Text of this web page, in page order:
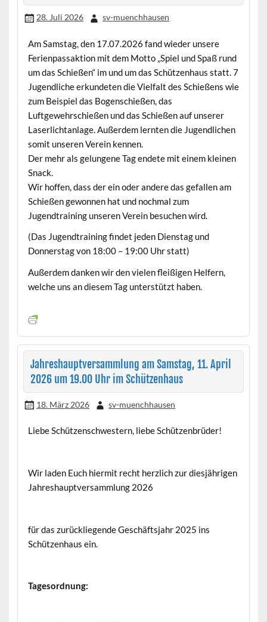
28. Juli 2026 sv-muenchhausen
Am Samstag, den 17.07.2026 fand wieder unsere
Ferienpassaktion mit dem Motto „Spiel und Spaß rund
um das Schießen“ im und um das Schützenhaus statt. 7
Jugendliche erkundeten die Vielfalt des Schießens wie
zum Beispiel das Bogenschießen, das
Luftgewehrschießen und das Schießen auf unserer
Laserlichtanlage. Außerdem lernten die Jugendlichen
somit unseren Verein kennen.
Der mehr als gelungene Tag endete mit einem kleinen
Snack.
Wir hoffen, dass der ein oder andere das gefallen am
Schießen gewonnen hat und nochmal zum
Jugendtraining unseren Verein besuchen wird.
(Das Jugendtraining findet jeden Dienstag und
Donnerstag von 18:00 – 19:00 Uhr statt)
Außerdem danken wir den vielen fleißigen Helfern,
welche uns an diesem Tag unterstützt haben.
Jahreshauptversammlung am Samstag, 11. April
2026 um 19.00 Uhr im Schützenhaus
18. März 2026 sv-muenchhausen
Liebe Schützenschwestern, liebe Schützenbrüder!
Wir laden Euch hiermit recht herzlich zur diesjährigen
Jahreshauptversammlung 2026
für das zurückliegende Geschäftsjahr 2025 ins
Schützenhaus ein.
Tagesordnung: